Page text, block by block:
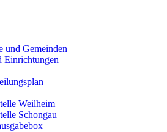
und Gemeinden
Einrichtungen
Weilheim
Schongau